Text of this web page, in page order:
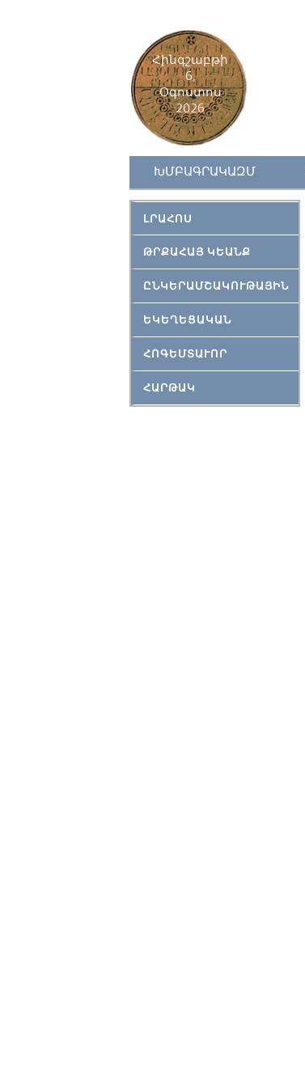
Հինգշաբթի
6,
Օգոստոս
2026
ԽՄԲԱԳՐԱԿԱԶՄ
ԼՐԱՀՈՍ
ԹՐՔԱՀԱՅ ԿԵԱՆՔ
ԸՆԿԵՐԱՄՇԱԿՈՒԹԱՅԻՆ
ԵԿԵՂԵՑԱԿԱՆ
ՀՈԳԵՄՏԱՒՈՐ
ՀԱՐԹԱԿ